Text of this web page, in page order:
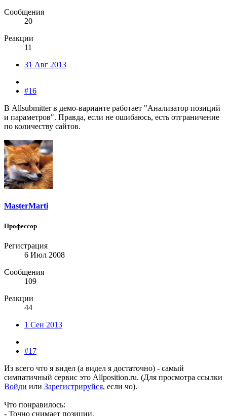
Сообщения
20
Реакции
11
31 Авг 2013
#16
В Allsubmitter в демо-варианте работает "Анализатор позиций
и параметров". Правда, если не ошибаюсь, есть отграничение
по количеству сайтов.
MasterMarti
Профессор
Регистрация
6 Июл 2008
Сообщения
109
Реакции
44
1 Сен 2013
#17
Из всего что я видел (а видел я достаточно) - самый
симпатичный сервис это Allposition.ru. (Для просмотра ссылки
Войди или Зарегистрируйся, если чо).
Что понравилось:
- Точно снимает позиции.